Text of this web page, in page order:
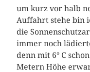
um kurz vor halb
Auffahrt stehe bin
die
immer noch
denn mit 6° C
Metern Höhe